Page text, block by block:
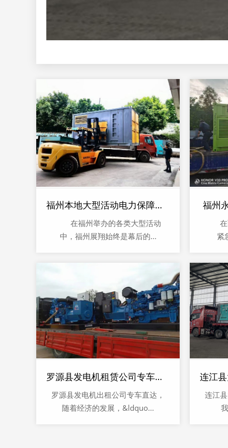
福州本地大型活动电力保障​服务
在福州举办的各类大型活动
中，福州展翔始终是幕后的...
福州
在
紧
罗源县发电机租赁公司专车直达
罗源县发电机出租公司专车直达，
随着经济的发展，&ldquo...
连江